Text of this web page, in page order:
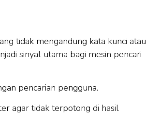
tidak mengandung kata kunci atau
sinyal utama bagi mesin pencari
pencarian pengguna.
agar tidak terpotong di hasil